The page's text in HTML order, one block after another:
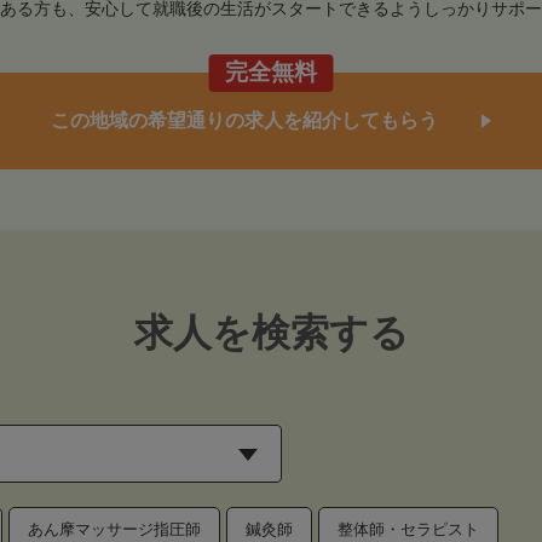
る方も、安心して就職後の生活がスタートできるようしっかりサポ
完全無料
この地域の希望通りの求人を紹介してもらう
求人を検索する
あん摩マッサージ指圧師 鍼灸師 整体師・セラピスト